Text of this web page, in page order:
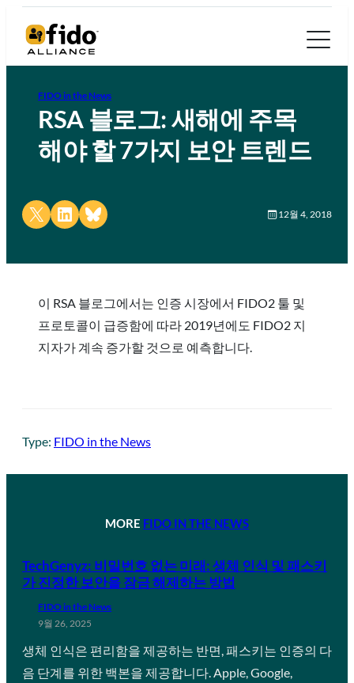
FIDO in the News
RSA 블로그: 새해에 주목
해야 할 7가지 보안 트렌드
Share on X Share on LinkedIn
Share on Bluesky 12월 4, 2018
이 RSA 블로그에서는 인증 시장에서 FIDO2 툴 및
프로토콜이 급증함에 따라 2019년에도 FIDO2 지
지자가 계속 증가할 것으로 예측합니다.
Type: FIDO in the News
MORE FIDO IN THE NEWS
TechGenyz: 비밀번호 없는 미래: 생체 인식 및 패스키
가 진정한 보안을 잠금 해제하는 방법
FIDO in the News
9월 26, 2025
생체 인식은 편리함을 제공하는 반면, 패스키는 인증의 다
음 단계를 위한 백본을 제공합니다. Apple, Google,